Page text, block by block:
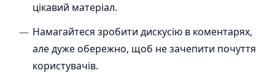
цікавий матеріал.
Намагайтеся зробити дискусію в коментарях,
але дуже обережно, щоб не зачепити почуття
користувачів.